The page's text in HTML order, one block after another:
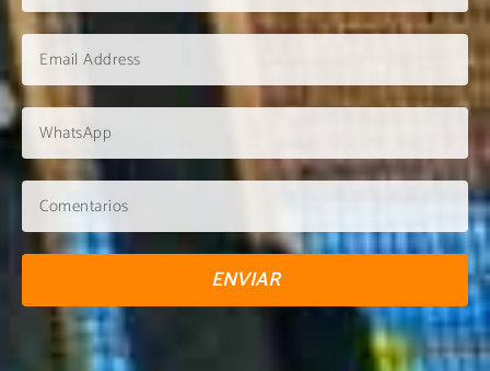
ENVIAR